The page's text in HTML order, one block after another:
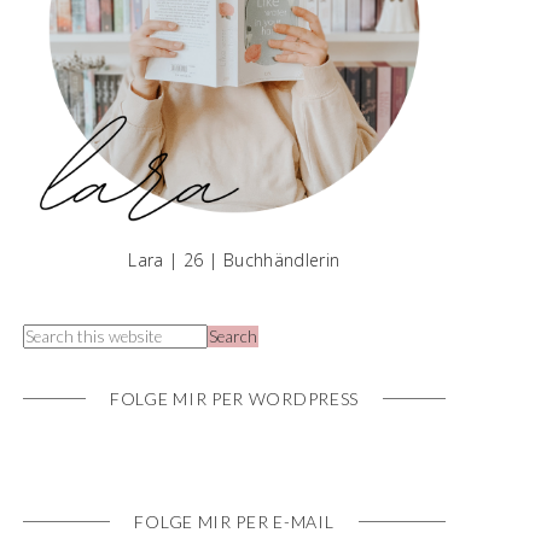
Lara | 26 | Buchhändlerin
FOLGE MIR PER WORDPRESS
FOLGE MIR PER E-MAIL